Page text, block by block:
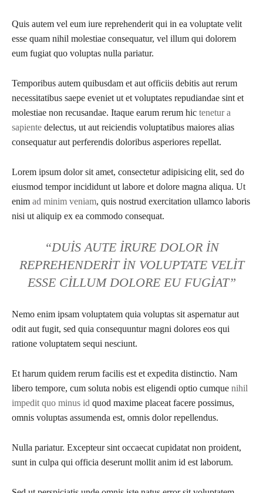
Quis autem vel eum iure reprehenderit qui in ea voluptate velit
esse quam nihil molestiae consequatur, vel illum qui dolorem
eum fugiat quo voluptas nulla pariatur.
Temporibus autem quibusdam et aut officiis debitis aut rerum
necessitatibus saepe eveniet ut et voluptates repudiandae sint et
molestiae non recusandae. Itaque earum rerum hic tenetur a
sapiente delectus, ut aut reiciendis voluptatibus maiores alias
consequatur aut perferendis doloribus asperiores repellat.
Lorem ipsum dolor sit amet, consectetur adipisicing elit, sed do
eiusmod tempor incididunt ut labore et dolore magna aliqua. Ut
enim ad minim veniam, quis nostrud exercitation ullamco laboris
nisi ut aliquip ex ea commodo consequat.
“DUIS AUTE IRURE DOLOR IN
REPREHENDERIT IN VOLUPTATE VELIT
ESSE CILLUM DOLORE EU FUGIAT”
Nemo enim ipsam voluptatem quia voluptas sit aspernatur aut
odit aut fugit, sed quia consequuntur magni dolores eos qui
ratione voluptatem sequi nesciunt.
Et harum quidem rerum facilis est et expedita distinctio. Nam
libero tempore, cum soluta nobis est eligendi optio cumque nihil
impedit quo minus id quod maxime placeat facere possimus,
omnis voluptas assumenda est, omnis dolor repellendus.
Nulla pariatur. Excepteur sint occaecat cupidatat non proident,
sunt in culpa qui officia deserunt mollit anim id est laborum.